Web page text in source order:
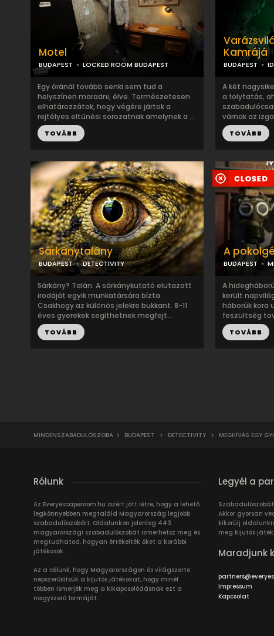
Motel
BUDAPEST LOCKED ROOM BUDAPEST
Egy óránál tovább senki sem tud a
helyszínen maradni, élve. Természetesen
elhatározzátok, hogy végére jártok a
rejtélyes eltűnési sorozatnak amelynek a ...
TOVÁBB
Kamrájá
BUDAPEST
A két
a folytatás,
várnak az
TOVÁBB
Sárkánytalány
BUDAPEST DETECTIVITY
Sárkány? Talán. A sárkánykutató elutazott
irodáját egyik munkatársára bízta.
Csakhogy az különös jelekre bukkant. 8-11
éves gyerekek segíthetnek megfejt...
TOVÁBB
A
BUDAPEST
A
került
háborúk kora
feszültség
TOVÁBB
MINDENSZABADULÓSZOBA > BUDAPEST > DETECTIVITY > MEGHÍVÁS EGY
Rólunk
Az Everyescaperoom.hu azért jött létre, hogy a lehető
legkönnyebben megtaláld Magyarország legjobb
szabadulószobáit. Oldalunkon jelenleg 443
magyarországi szabadulószobát ismerhetsz meg és
megtudhatod, hogyan értékelték őket a korábbi
játékosok.
Az a célunk, hogy Magyarországon és világszerte
népszerűsítsük a kijutós játékokat, hogy minél
többen ismerjék meg a kikapcsolódásnak ezt a
nagyszerű formáját.
Legyél a
Akkor gyorsan
kikerülj
meg kijutós
Maradjunk
Impressum
Kapcsolat